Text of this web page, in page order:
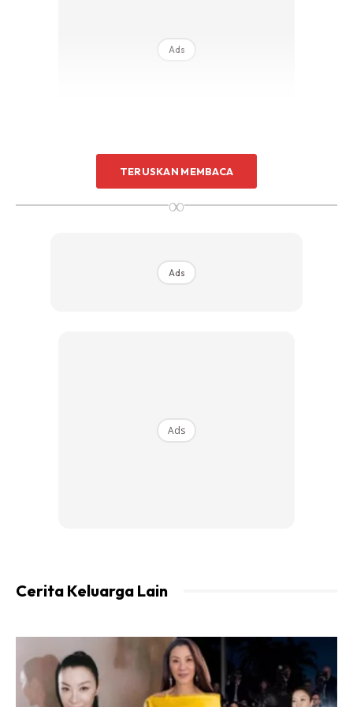
Ads
Petua ni memang omputih selalu guna untuk cirit birit dan
Siapa follow Aisyah dah
Kulit delima ni bukan setakat bagus untuk cirit birit. Untuk
khasiat lain. Aisyah list kan kat bawah ni okey.
TERUSKAN MEMBACA
∞
Ads
Ads
Cerita Keluarga Lain